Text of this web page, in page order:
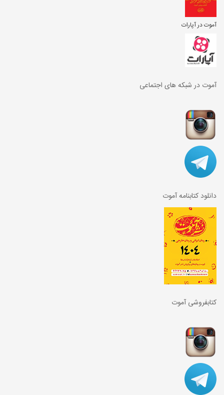
آموت در آپارات
آموت در شبکه های اجتماعی
دانلود کتابنامه آموت
کتابفروشی آموت